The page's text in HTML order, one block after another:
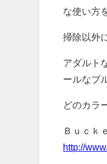
な使い方
掃除以外
アダルト
ールなブ
どのカラ
Ｂｕｃｋ
http://